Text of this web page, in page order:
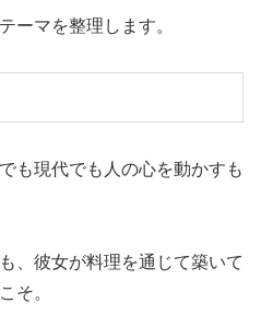
ーマを整理します。
も現代でも人の心を動かすも
、彼女が料理を通じて築いて
そ。